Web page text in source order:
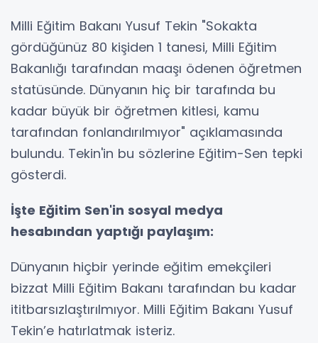
Milli Eğitim Bakanı Yusuf Tekin "Sokakta
gördüğünüz 80 kişiden 1 tanesi, Milli Eğitim
Bakanlığı tarafından maaşı ödenen öğretmen
statüsünde. Dünyanın hiç bir tarafında bu
kadar büyük bir öğretmen kitlesi, kamu
tarafından fonlandırılmıyor" açıklamasında
bulundu. Tekin'in bu sözlerine Eğitim-Sen tepki
gösterdi.
İşte Eğitim Sen'in sosyal medya
hesabından yaptığı paylaşım:
Dünyanın hiçbir yerinde eğitim emekçileri
bizzat Milli Eğitim Bakanı tarafından bu kadar
ititbarsızlaştırılmıyor. Milli Eğitim Bakanı Yusuf
Tekin’e hatırlatmak isteriz.